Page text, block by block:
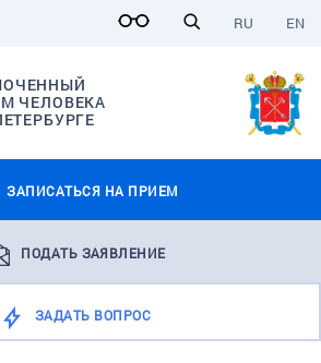
EN
RU
ЧЕЛОВЕКА
ЗАПИСАТЬСЯ НА ПРИЕМ
ПОДАТЬ ЗАЯВЛЕНИЕ
ЗАДАТЬ ВОПРОС